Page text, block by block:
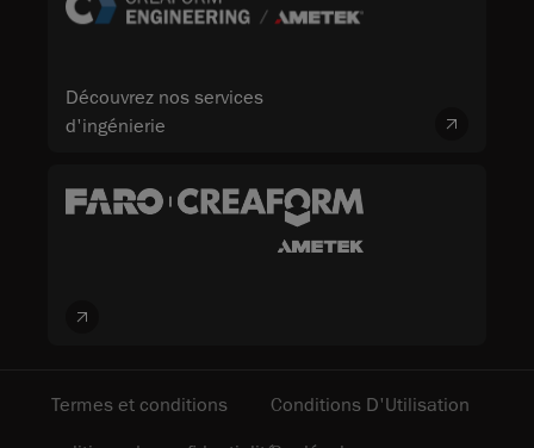
Découvrez nos services
d'ingénierie
Termes et conditions
Conditions D'Utilisation